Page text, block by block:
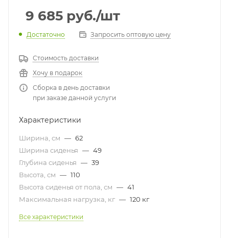
9 685 руб./шт
Достаточно Запросить оптовую цену
Стоимость доставки
Хочу в подарок
Сборка в день доставки
при заказе данной услуги
Характеристики
Ширина, см — 62
Ширина сиденья — 49
Глубина сиденья — 39
Высота, см — 110
Высота сиденья от пола, см — 41
Максимальная нагрузка, кг — 120 кг
Все характеристики